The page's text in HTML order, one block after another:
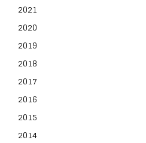
2021
2020
2019
2018
2017
2016
2015
2014